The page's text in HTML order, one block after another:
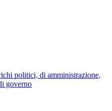
politici, di amministrazione,
governo